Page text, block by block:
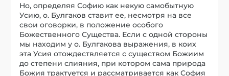
Но, определяя Софию как некую самобытную
Усию, о. Булгаков ставит ее, несмотря на все
свои оговорки, в положение особого
Божественного Существа. Если с одной стороны
мы находим у о. Булгакова выражения, в коих
эта Усия отождествляется с существом Божиим
до степени слияния, при котором сама природа
Божия трактуется и рассматривается как София